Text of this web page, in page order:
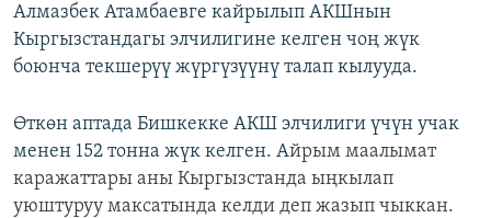
Алмазбек Атамбаевге кайрылып АКШнын
Кыргызстандагы элчилигине келген чоң жүк
боюнча текшерүү жүргүзүүнү талап кылууда.
Өткөн аптада Бишкекке АКШ элчилиги үчүн учак
менен 152 тонна жүк келген. Айрым маалымат
каражаттары аны Кыргызстанда ыңкылап
уюштуруу максатында келди деп жазып чыккан.